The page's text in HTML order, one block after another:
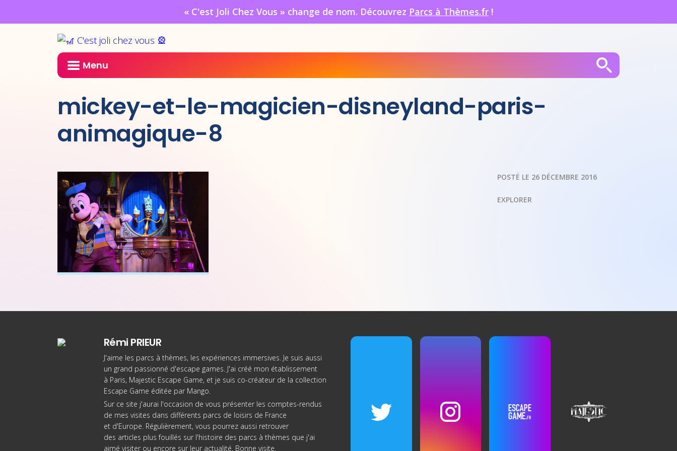
« C'est Joli Chez Vous » change de nom. Découvrez Parcs à Thèmes.fr !
Menu
mickey-et-le-magicien-disneyland-paris-
animagique-8
POSTÉ LE 26 DÉCEMBRE 2016
EXPLORER
Rémi PRIEUR
J'aime les parcs à thèmes, les expériences immersives. Je suis aussi
un grand passionné d'escape games. J'ai créé mon établissement
à Paris, Majestic Escape Game, et je suis co-créateur de la collection
Escape Game éditée par Mango.
Sur ce site j'aurai l'occasion de vous présenter les comptes-rendus
de mes visites dans différents parcs de loisirs de France
et d'Europe. Régulièrement, vous pourrez aussi retrouver
des articles plus fouillés sur l'histoire des parcs à thèmes que j'ai
aimé visiter ou encore sur leur actualité. Bonne visite.